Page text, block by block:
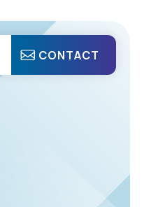
CONTACT